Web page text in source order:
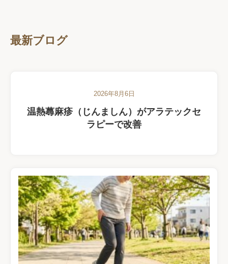
最新ブログ
2026年8月6日
温熱蕁麻疹（じんましん）がアラテックセ
ラピーで改善